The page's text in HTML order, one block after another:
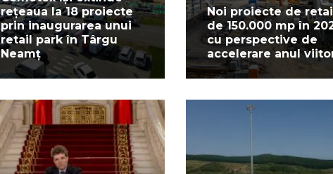
rețeaua la 18 proiecte
prin inaugurarea unui
retail park în Târgu
Neamț
Noi proiecte de
de 150.000 mp în
cu perspective de
accelerare anul